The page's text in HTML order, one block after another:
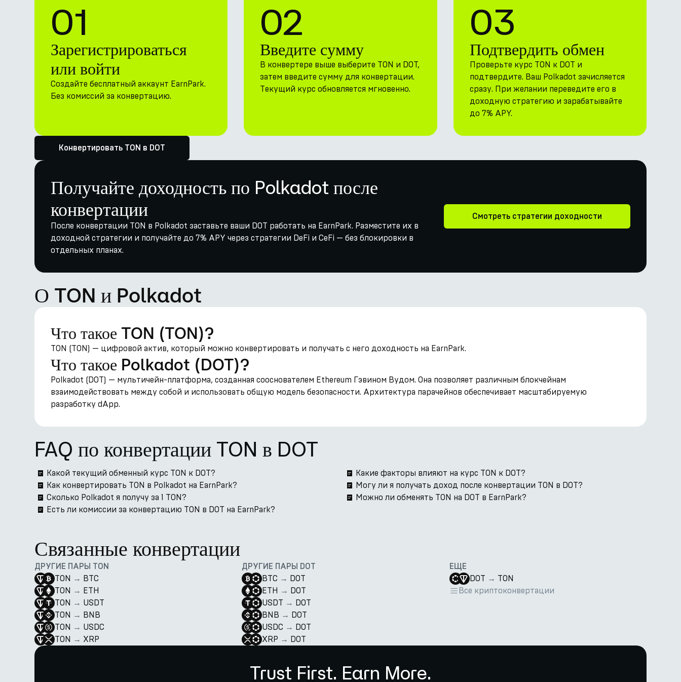
01
Зарегистрироваться
или войти
Создайте бесплатный аккаунт EarnPark.
Без комиссий за конвертацию.
02
Введите сумму
В конвертере выше выберите TON и DOT,
затем введите сумму для конвертации.
Текущий курс обновляется мгновенно.
03
Подтвердить обмен
Проверьте курс TON к DOT и
подтвердите. Ваш Polkadot зачисляется
сразу. При желании переведите его в
доходную стратегию и зарабатывайте
до 7% APY.
Конвертировать TON в DOT
Получайте доходность по Polkadot после
конвертации
После конвертации TON в Polkadot заставьте ваши DOT работать на EarnPark. Разместите их в
доходной стратегии и получайте до 7% APY через стратегии DeFi и CeFi — без блокировки в
отдельных планах.
Смотреть стратегии доходности
О TON и Polkadot
Что такое TON (TON)?
TON (TON) — цифровой актив, который можно конвертировать и получать с него доходность на EarnPark.
Что такое Polkadot (DOT)?
Polkadot (DOT) — мультичейн-платформа, созданная сооснователем Ethereum Гэвином Вудом. Она позволяет различным блокчейнам
взаимодействовать между собой и использовать общую модель безопасности. Архитектура парачейнов обеспечивает масштабируемую
разработку dApp.
FAQ по конвертации TON в DOT
Какой текущий обменный курс TON к DOT?
Как конвертировать TON в Polkadot на EarnPark?
Сколько Polkadot я получу за 1 TON?
Есть ли комиссии за конвертацию TON в DOT на EarnPark?
Какие факторы влияют на курс TON к DOT?
Могу ли я получать доход после конвертации TON в DOT?
Можно ли обменять TON на DOT в EarnPark?
Связанные конвертации
ДРУГИЕ ПАРЫ TON
TON → BTC
TON → ETH
TON → USDT
TON → BNB
TON → USDC
TON → XRP
ДРУГИЕ ПАРЫ DOT
BTC → DOT
ETH → DOT
USDT → DOT
BNB → DOT
USDC → DOT
XRP → DOT
ЕЩЕ
DOT → TON
Все криптоконвертации
Trust First. Earn More.